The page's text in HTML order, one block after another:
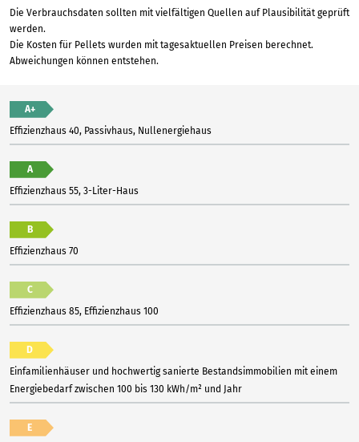
Die Verbrauchsdaten sollten mit vielfältigen Quellen auf Plausibilität geprüft
werden.
Die Kosten für Pellets wurden mit tagesaktuellen Preisen berechnet.
Abweichungen können entstehen.
A+
Effizienzhaus 40, Passivhaus, Nullenergiehaus
A
Effizienzhaus 55, 3-Liter-Haus
B
Effizienzhaus 70
C
Effizienzhaus 85, Effizienzhaus 100
D
Einfamilienhäuser und hochwertig sanierte Bestandsimmobilien mit einem
Energiebedarf zwischen 100 bis 130 kWh/m² und Jahr
E